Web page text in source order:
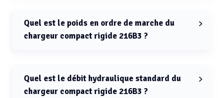
Quel est le poids en ordre de marche du
chargeur compact rigide 216B3 ?
Quel est le débit hydraulique standard du
chargeur compact rigide 216B3 ?